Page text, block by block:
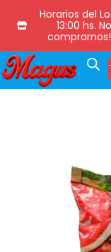
Horarios del
13:00 hs.